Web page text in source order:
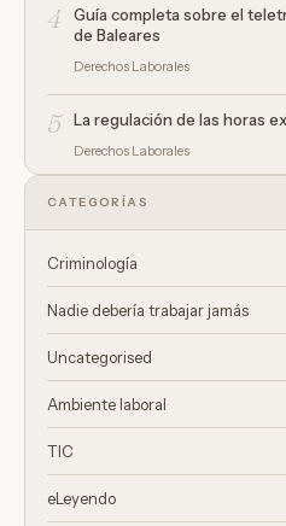
4
Guía completa sobre el
de Baleares
Derechos Laborales
5 La regulación de las horas
Derechos Laborales
CATEGORÍAS
Criminología
Nadie debería trabajar jamás
Uncategorised
Ambiente laboral
TIC
eLeyendo